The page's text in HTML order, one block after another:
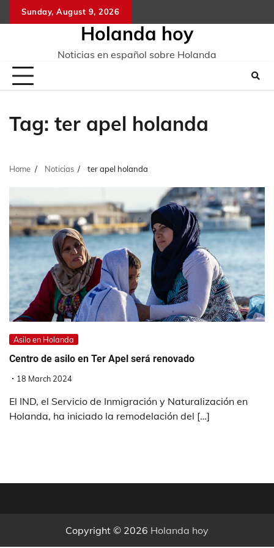
to
Sunday, August 9, 2026
Holanda hoy
Noticias en español sobre Holanda
Tag: ter apel holanda
Home Noticias ter apel holanda
Asilo en Holanda
Centro de asilo en Ter Apel será renovado
18 March 2024
El IND, el Servicio de Inmigración y Naturalización en
Holanda, ha iniciado la remodelación del […]
Copyright © 2026 Holanda hoy